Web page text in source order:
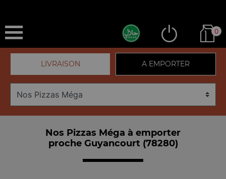
0
LIVRAISON A EMPORTER
Nos Pizzas Méga à emporter
proche Guyancourt (78280)